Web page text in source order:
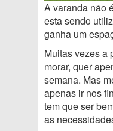
A varanda não
esta sendo
ganha um
Muitas vezes a
morar, quer
semana. Mas
apenas ir nos
tem que ser
as